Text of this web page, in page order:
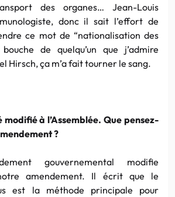
des organes… Jean-Louis
donc il sait l’effort de
ce mot de “nationalisation des
de quelqu’un que j’admire
Hirsch, ça m’a fait tourner le sang.
à l’Assemblée. Que pensez-
?
gouvernemental modifie
amendement. Il écrit que le
est la méthode principale pour